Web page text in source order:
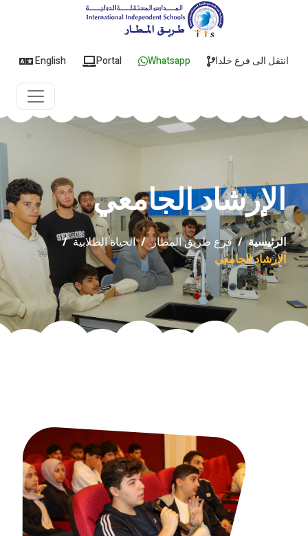
English Portal Whatsapp انتقل الى فرع خلدا
الإرشاد الجامعي
الرئيسية/فرع طريق المطار/الحياة الطلابية/
الارشاد الجامعي